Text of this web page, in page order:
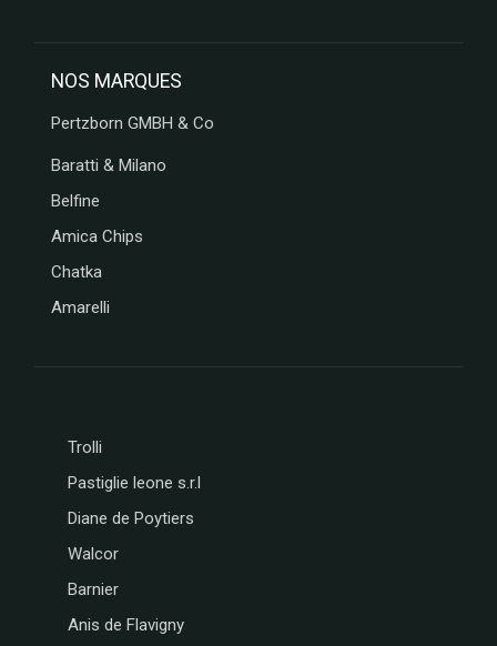
NOS MARQUES
Pertzborn GMBH & Co
Baratti & Milano
Belfine
Amica Chips
Chatka
Amarelli
Trolli
Pastiglie leone s.r.l
Diane de Poytiers
Walcor
Barnier
Anis de Flavigny